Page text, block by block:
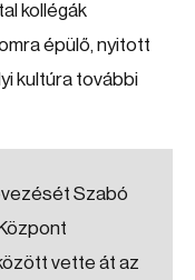
kollégák
épülő, nyitott
kultúra további
Szabó
vette át az